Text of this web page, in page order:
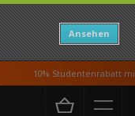
Ansehen
10% Studentenrabatt mit